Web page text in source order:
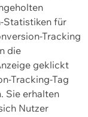
Statistiken für
Tracking
die
geklickt
Tracking-Tag
Sie erhalten
Nutzer